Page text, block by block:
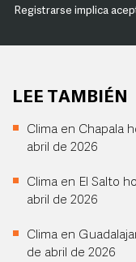
Registrarse implica
LEE TAMBIÉN
Clima en Chapala
abril de 2026
Clima en El Salto
abril de 2026
Clima en
de abril de 2026